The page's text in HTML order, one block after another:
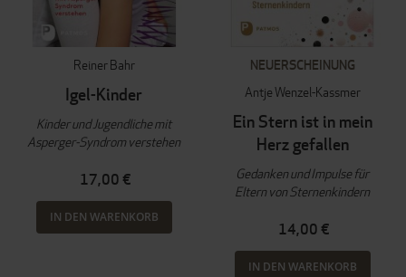
Reiner Bahr
Igel-Kinder
Kinder und Jugendliche mit
Asperger-Syndrom verstehen
17,00 €
IN DEN WARENKORB
NEUERSCHEINUNG
Antje Wenzel-Kassmer
Ein Stern ist in mein
Herz gefallen
Gedanken und Impulse für
Eltern von Sternenkindern
14,00 €
IN DEN WARENKORB